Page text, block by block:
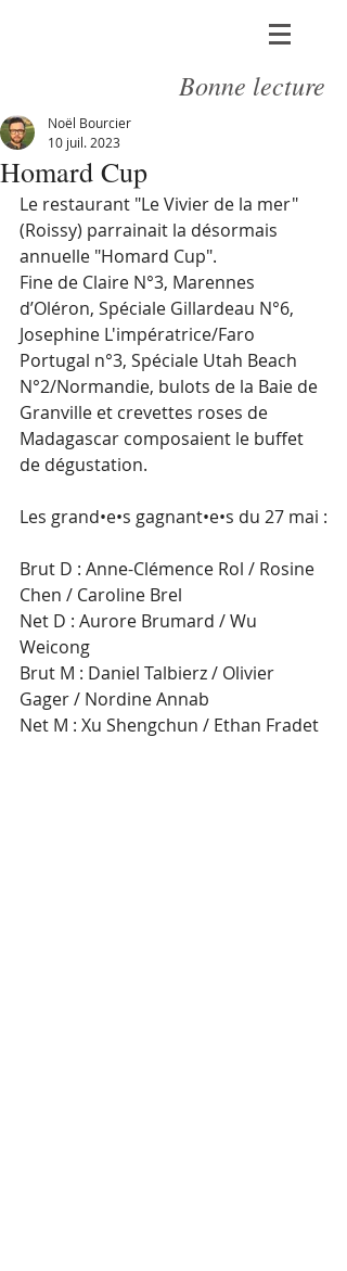
Bonne lecture
Homard Cup
Noël Bourcier
10 juil. 2023
Le restaurant "Le Vivier de la mer"
(Roissy) parrainait la désormais
annuelle "Homard Cup".
Fine de Claire N°3, Marennes
d’Oléron, Spéciale Gillardeau N°6,
Josephine L'impératrice/Faro
Portugal n°3, Spéciale Utah Beach
N°2/Normandie, bulots de la Baie de
Granville et crevettes roses de
Madagascar composaient le buffet
de dégustation.
Les grand•e•s gagnant•e•s du 27 mai :
Brut D : Anne-Clémence Rol / Rosine
Chen / Caroline Brel
Net D : Aurore Brumard / Wu
Weicong
Brut M : Daniel Talbierz / Olivier
Gager / Nordine Annab
Net M : Xu Shengchun / Ethan Fradet